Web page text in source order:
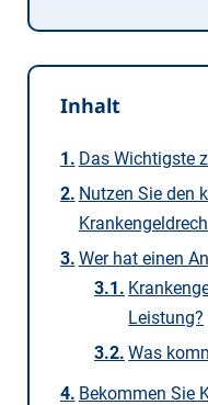
Inhalt
Das Wichtigste
Nutzen Sie den
Wer hat einen
Leistung?
Was
Bekommen Sie